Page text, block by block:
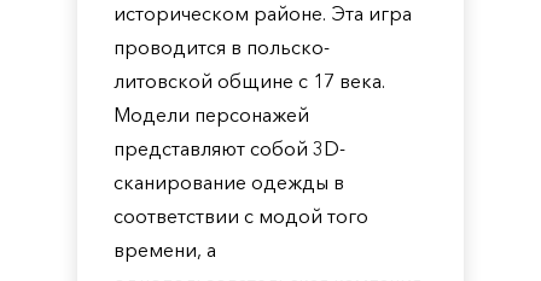
историческом районе. Эта игра
проводится в польско-
литовской общине с 17 века.
Модели персонажей
представляют собой 3D-
сканирование одежды в
соответствии с модой того
времени, а